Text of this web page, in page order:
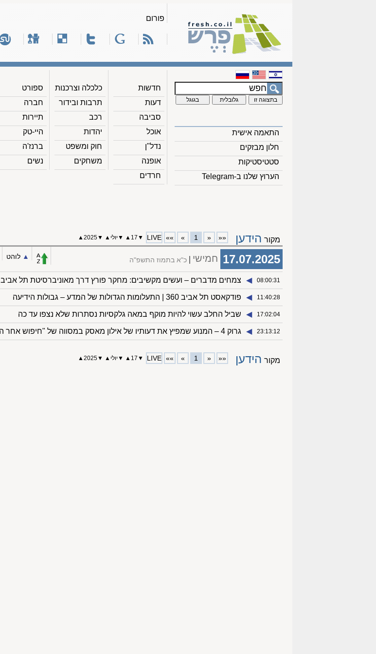
פורום
התאמה אישית
חלון מבזקים
סטטיסטיקות
הערוץ שלנו ב-Telegram
חדשות
דעות
סביבה
אוכל
נדל"ן
אופנה
חרדים
כלכלה וצרכנות
תרבות ובידור
רכב
יהדות
חוק ומשפט
משחקים
ספורט
חברה
תיירות
היי-טק
ברנז'ה
נשים
מקור הידען ««
«
1
»
»»
LIVE
▼
17
▲
▼יולי ▲
▼
2025
▲
17.07.2025 חמישי כ"א בתמוז התשפ"ה ▲︎ לוהט
08:00:31
◀︎ צמחים מדברים – ועשים מקשיבים: מחקר פורץ דרך מאוניברסיטת תל אביב
11:40:28
◀︎ פודקאסט תל אביב 360 | התעלומות הגדולות של המדע – גבולות הידיעה
17:02:04
◀︎ שביל החלב עשוי להיות מוקף במאה גלקסיות נסתרות שלא נצפו עד כה
23:13:12
◀︎ גרוק 4 – המנוע שמפיץ את דעותיו של אילון מאסק במסווה של "חיפוש אחר האמת"
מקור הידען ««
«
1
»
»»
LIVE
▼
17
▲
▼יולי ▲
▼
2025
▲